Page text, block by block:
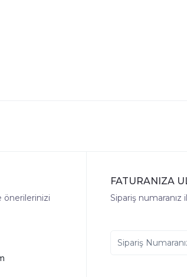
önerilerinizi
FATURANIZA
Sipariş numaranız